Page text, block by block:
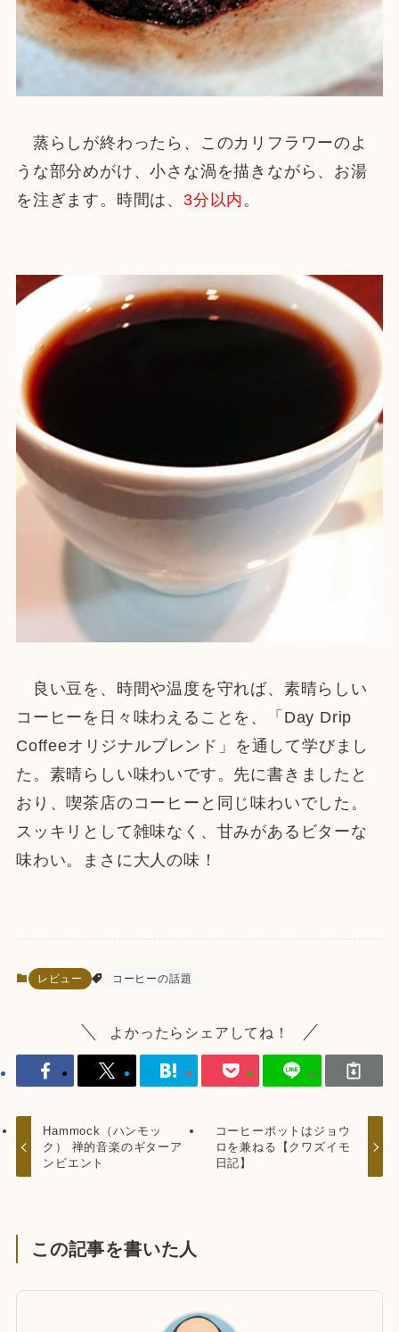
蒸らしが終わったら、このカリフラワーのよ
うな部分めがけ、小さな渦を描きながら、お湯
を注ぎます。時間は、 3分以内。
良い豆を、時間や温度を守れば、素晴らしい
コーヒーを日々味わえることを、「Day Drip
Coffeeオリジナルブレンド」を通して学びまし
た。素晴らしい味わいです。先に書きましたと
おり、喫茶店のコーヒーと同じ味わいでした。
スッキリとして雑味なく、甘みがあるビターな
味わい。まさに大人の味！
レビュー コーヒーの話題
よかったらシェアしてね！
Hammock（ハンモッ
ク） 禅的音楽のギターア
ンビエント
コーヒーポットはジョウ
ロを兼ねる【クワズイモ
日記】
この記事を書いた人